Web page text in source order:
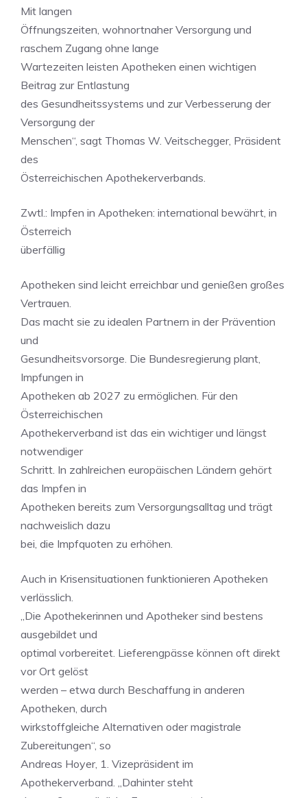
Mit langen
Öffnungszeiten, wohnortnaher Versorgung und
raschem Zugang ohne lange
Wartezeiten leisten Apotheken einen wichtigen
Beitrag zur Entlastung
des Gesundheitssystems und zur Verbesserung der
Versorgung der
Menschen“, sagt Thomas W. Veitschegger, Präsident
des
Österreichischen Apothekerverbands.
Zwtl.: Impfen in Apotheken: international bewährt, in
Österreich
überfällig
Apotheken sind leicht erreichbar und genießen großes
Vertrauen.
Das macht sie zu idealen Partnern in der Prävention
und
Gesundheitsvorsorge. Die Bundesregierung plant,
Impfungen in
Apotheken ab 2027 zu ermöglichen. Für den
Österreichischen
Apothekerverband ist das ein wichtiger und längst
notwendiger
Schritt. In zahlreichen europäischen Ländern gehört
das Impfen in
Apotheken bereits zum Versorgungsalltag und trägt
nachweislich dazu
bei, die Impfquoten zu erhöhen.
Auch in Krisensituationen funktionieren Apotheken
verlässlich.
„Die Apothekerinnen und Apotheker sind bestens
ausgebildet und
optimal vorbereitet. Lieferengpässe können oft direkt
vor Ort gelöst
werden – etwa durch Beschaffung in anderen
Apotheken, durch
wirkstoffgleiche Alternativen oder magistrale
Zubereitungen“, so
Andreas Hoyer, 1. Vizepräsident im
Apothekerverband. „Dahinter steht